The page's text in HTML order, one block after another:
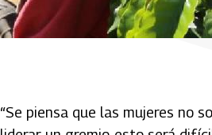
“Se piensa que las mujeres no